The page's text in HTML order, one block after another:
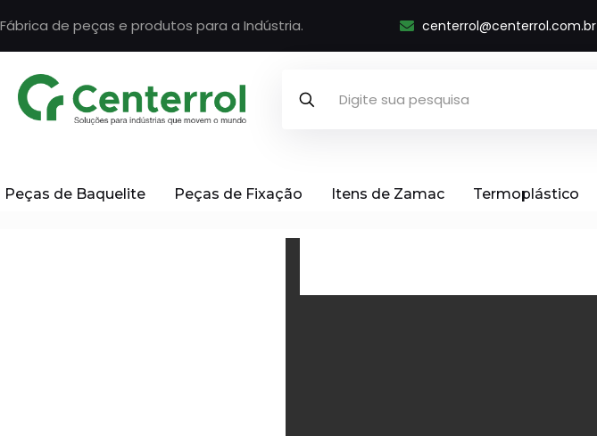
Fábrica de peças e produtos para a Indústria. centerrol@centerrol.com.br
Peças de Baquelite Peças de Fixação Itens de Zamac Termoplástico